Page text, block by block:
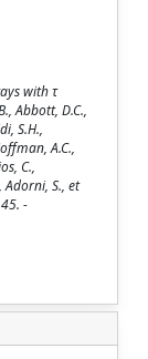
with τ
Abbott, D.C.,
S.H.,
A.C.,
C.,
Adorni, S., et
-